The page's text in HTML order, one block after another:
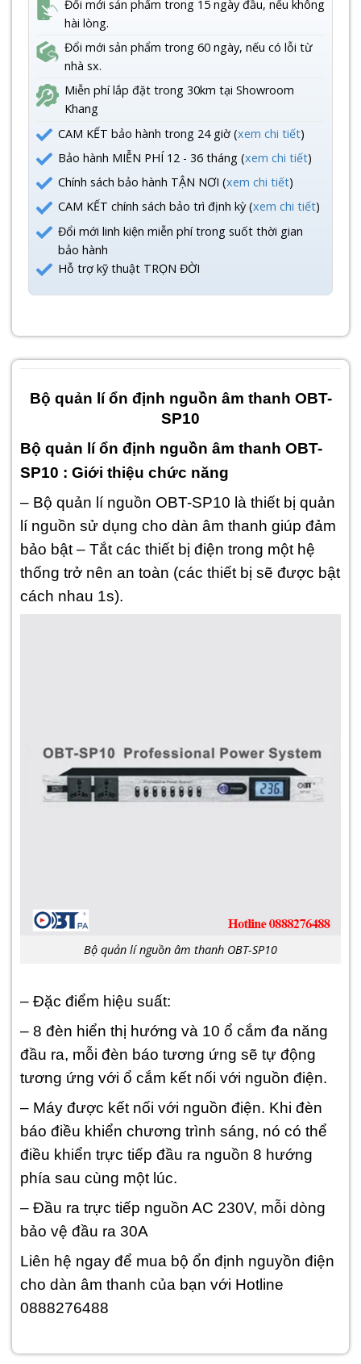
Đổi mới sản phẩm trong 15 ngày đầu, nếu không
hài lòng.
Đổi mới sản phẩm trong 60 ngày, nếu có lỗi từ
nhà sx.
Miễn phí lắp đặt trong 30km tại Showroom
Khang
CAM KẾT bảo hành trong 24 giờ (xem chi tiết)
Bảo hành MIỄN PHÍ 12 - 36 tháng (xem chi tiết)
Chính sách bảo hành TẬN NƠI (xem chi tiết)
CAM KẾT chính sách bảo trì định kỳ (xem chi tiết)
Đổi mới linh kiện miễn phí trong suốt thời gian
bảo hành
Hỗ trợ kỹ thuật TRỌN ĐỜI
Bộ quản lí ổn định nguồn âm thanh OBT-
SP10
Bộ quản lí ổn định nguồn âm thanh OBT-
SP10 : Giới thiệu chức năng
– Bộ quản lí nguồn OBT-SP10 là thiết bị quản
lí nguồn sử dụng cho dàn âm thanh giúp đảm
bảo bật – Tắt các thiết bị điện trong một hệ
thống trở nên an toàn (các thiết bị sẽ được bật
cách nhau 1s).
Bộ quản lí nguồn âm thanh OBT-SP10
– Đặc điểm hiệu suất:
– 8 đèn hiển thị hướng và 10 ổ cắm đa năng
đầu ra, mỗi đèn báo tương ứng sẽ tự động
tương ứng với ổ cắm kết nối với nguồn điện.
– Máy được kết nối với nguồn điện. Khi đèn
báo điều khiển chương trình sáng, nó có thể
điều khiển trực tiếp đầu ra nguồn 8 hướng
phía sau cùng một lúc.
– Đầu ra trực tiếp nguồn AC 230V, mỗi dòng
bảo vệ đầu ra 30A
Liên hệ ngay để mua bộ ổn định nguyồn điện
cho dàn âm thanh của bạn với Hotline
0888276488